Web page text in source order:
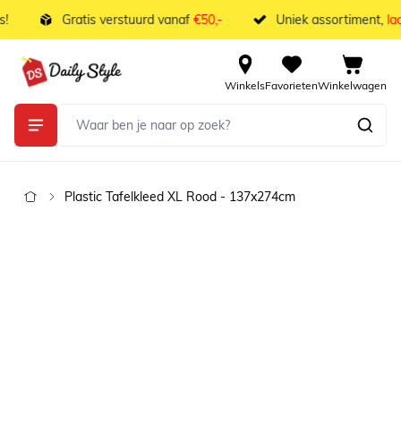
Ga naar de inhoud
Gratis verstuurd vanaf€50,- Uniek assortiment,
WinkelsFavorietenWinkelwagen
Plastic Tafelkleed XL Rood - 137x274cm